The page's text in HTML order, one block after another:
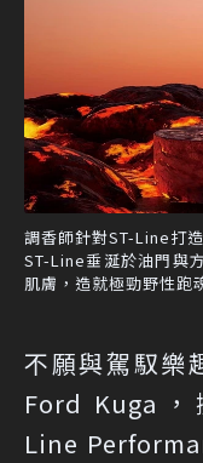
調香師針對ST-Line打
ST-Line垂涎於油門與
肌膚，造就極勁野性跑
不願與駕馭樂
Ford Kuga，
Line